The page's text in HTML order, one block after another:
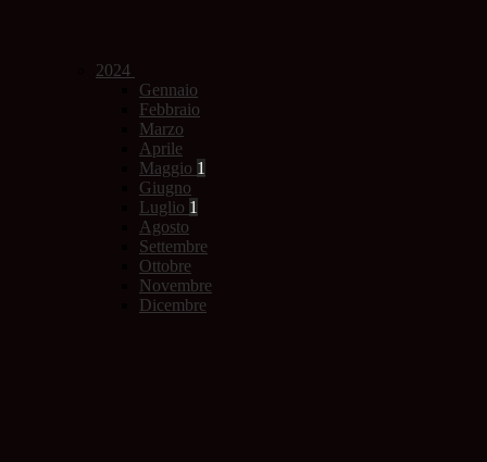
2024
Gennaio
Febbraio
Marzo
Aprile
Maggio 1
Giugno
Luglio 1
Agosto
Settembre
Ottobre
Novembre
Dicembre